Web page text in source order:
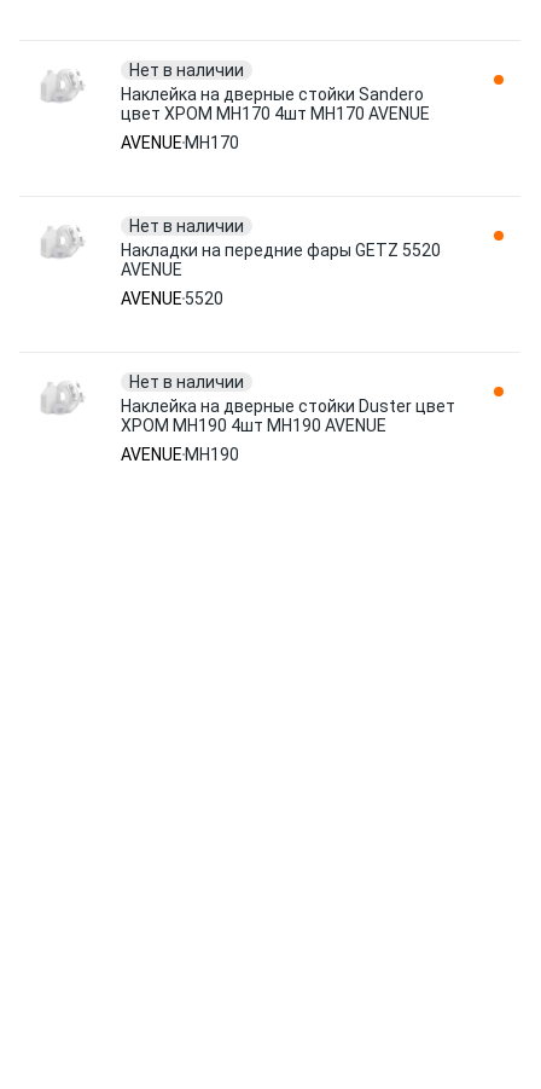
Нет в наличии
Наклейка на дверные стойки Sandero
цвет ХРОМ МН170 4шт MH170 AVENUE
AVENUE MH170
Нет в наличии
Накладки на передние фары GETZ 5520
AVENUE
AVENUE 5520
Нет в наличии
Наклейка на дверные стойки Duster цвет
ХРОМ МН190 4шт MH190 AVENUE
AVENUE MH190